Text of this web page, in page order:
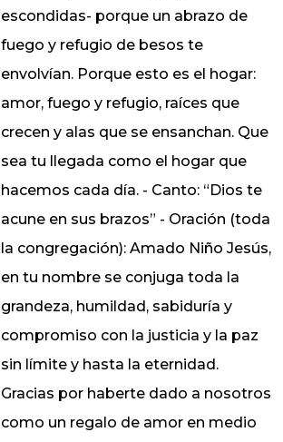
escondidas- porque un abrazo de
fuego y refugio de besos te
envolvían. Porque esto es el hogar:
amor, fuego y refugio, raíces que
crecen y alas que se ensanchan. Que
sea tu llegada como el hogar que
hacemos cada día. - Canto: “Dios te
acune en sus brazos” - Oración (toda
la congregación): Amado Niño Jesús,
en tu nombre se conjuga toda la
grandeza, humildad, sabiduría y
compromiso con la justicia y la paz
sin límite y hasta la eternidad.
Gracias por haberte dado a nosotros
como un regalo de amor en medio